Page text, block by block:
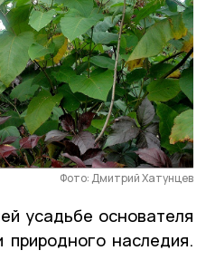
Фото: Дмитрий Хатунцев
усадьбе основателя
природного наследия.